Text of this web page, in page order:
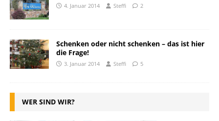
4. Januar 2014 Steffi 2
Schenken oder nicht schenken – das ist hier
die Frage!
3. Januar 2014 Steffi 5
WER SIND WIR?